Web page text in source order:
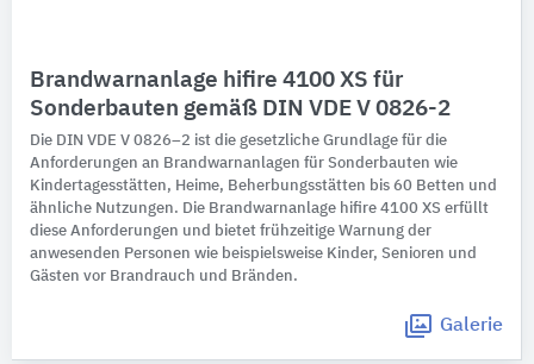
Brandwarnanlage hifire 4100 XS für
Sonderbauten gemäß DIN VDE V 0826-2
Die DIN VDE V 0826–2 ist die gesetzliche Grundlage für die
Anforderungen an Brandwarnanlagen für Sonderbauten wie
Kindertagesstätten, Heime, Beherbungsstätten bis 60 Betten und
ähnliche Nutzungen. Die Brandwarnanlage hifire 4100 XS erfüllt
diese Anforderungen und bietet frühzeitige Warnung der
anwesenden Personen wie beispielsweise Kinder, Senioren und
Gästen vor Brandrauch und Bränden.
Galerie